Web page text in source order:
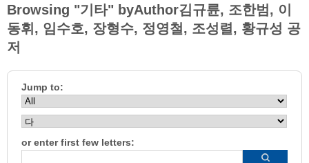
Browsing "기타" byAuthor김규륜, 조한범, 이
동휘, 임수호, 장형수, 정영철, 조성렬, 황규성 공
저
Jump to:
or enter first few letters: